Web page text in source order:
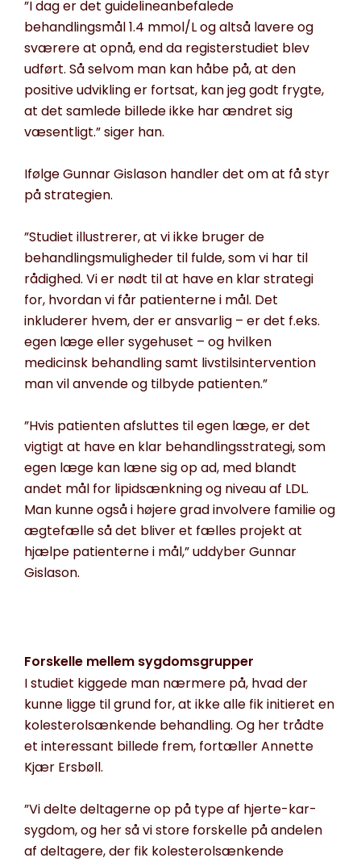
”I dag er det guidelineanbefalede
behandlingsmål 1.4 mmol/L og altså lavere og
sværere at opnå, end da registerstudiet blev
udført. Så selvom man kan håbe på, at den
positive udvikling er fortsat, kan jeg godt frygte,
at det samlede billede ikke har ændret sig
væsentligt.” siger han.
Ifølge Gunnar Gislason handler det om at få styr
på strategien.
”Studiet illustrerer, at vi ikke bruger de
behandlingsmuligheder til fulde, som vi har til
rådighed. Vi er nødt til at have en klar strategi
for, hvordan vi får patienterne i mål. Det
inkluderer hvem, der er ansvarlig – er det f.eks.
egen læge eller sygehuset – og hvilken
medicinsk behandling samt livstilsintervention
man vil anvende og tilbyde patienten.”
”Hvis patienten afsluttes til egen læge, er det
vigtigt at have en klar behandlingsstrategi, som
egen læge kan læne sig op ad, med blandt
andet mål for lipidsænkning og niveau af LDL.
Man kunne også i højere grad involvere familie og
ægtefælle så det bliver et fælles projekt at
hjælpe patienterne i mål,” uddyber Gunnar
Gislason.
Forskelle mellem sygdomsgrupper
I studiet kiggede man nærmere på, hvad der
kunne ligge til grund for, at ikke alle fik initieret en
kolesterolsænkende behandling. Og her trådte
et interessant billede frem, fortæller Annette
Kjær Ersbøll.
”Vi delte deltagerne op på type af hjerte-kar-
sygdom, og her så vi store forskelle på andelen
af deltagere, der fik kolesterolsænkende